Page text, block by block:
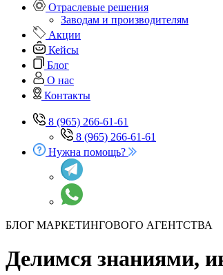
Отраслевые решения
Заводам и производителям
Акции
Кейсы
Блог
О нас
Контакты
8 (965) 266-61-61
8 (965) 266-61-61
Нужна помощь?
БЛОГ МАРКЕТИНГОВОГО АГЕНТСТВА
Делимся знаниями,